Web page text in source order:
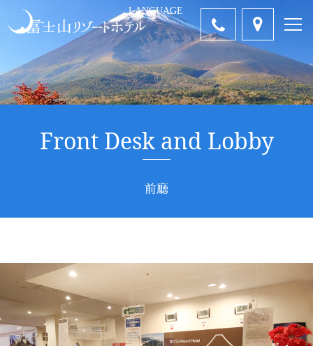
LANGUAGE
ENGLISH
คำไทย
Tiếng Việt
中国語-簡体
日本語
Front Desk and Lobby
前廳